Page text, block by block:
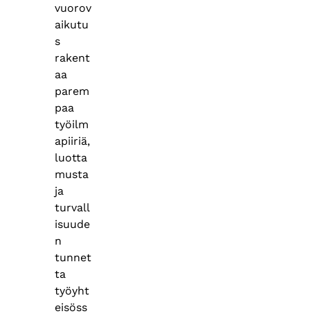
vuorov
aikutu
s
rakent
aa
parem
paa
työilm
apiiriä,
luotta
musta
ja
turvall
isuude
n
tunnet
ta
työyht
eisöss